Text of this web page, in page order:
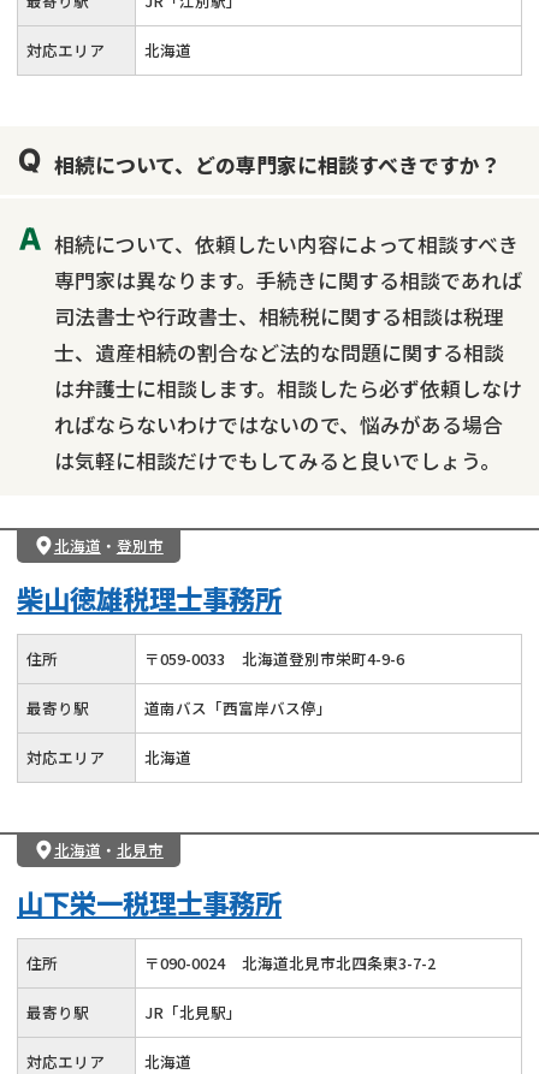
対応エリア 北海道
相続について、どの専門家に相談すべきですか？
相続について、依頼したい内容によって相談すべき
専門家は異なります。手続きに関する相談であれば
司法書士や行政書士、相続税に関する相談は税理
士、遺産相続の割合など法的な問題に関する相談
は弁護士に相談します。相談したら必ず依頼しなけ
ればならないわけではないので、悩みがある場合
は気軽に相談だけでもしてみると良いでしょう。
北海道 ・ 登別市
柴山徳雄税理士事務所
住所 〒059-0033 北海道登別市栄町4-9-6
最寄り駅 道南バス「西富岸バス停」
対応エリア 北海道
北海道 ・ 北見市
山下栄一税理士事務所
住所 〒090-0024 北海道北見市北四条東3-7-2
最寄り駅 JR「北見駅」
対応エリア 北海道